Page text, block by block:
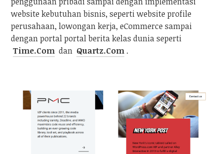
website kebutuhan bisnis, seperti website profile
perusahaan, lowongan kerja, eCommerce sampai
dengan portal portal berita kelas dunia seperti
Time.Com dan Quartz.Com .